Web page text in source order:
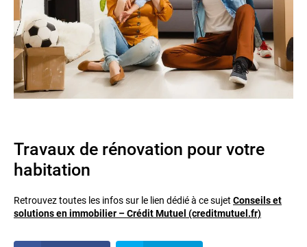
Travaux de rénovation pour votre
habitation
Retrouvez toutes les infos sur le lien dédié à ce sujet Conseils et
solutions en immobilier – Crédit Mutuel (creditmutuel.fr)